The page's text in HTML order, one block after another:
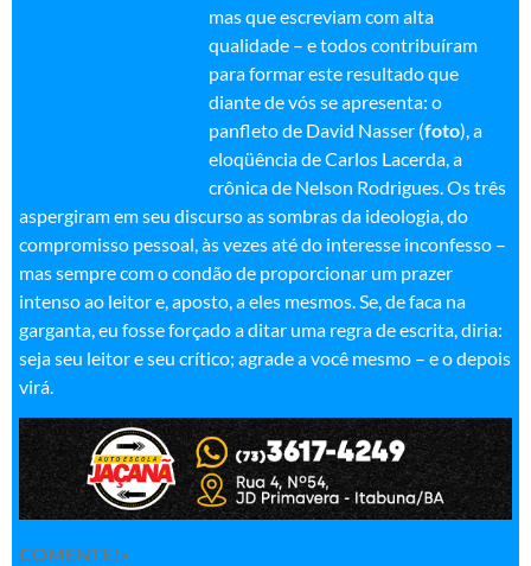
mas que escreviam com alta
qualidade – e todos contribuíram
para formar este resultado que
diante de vós se apresenta: o
panfleto de David Nasser (foto), a
eloqüência de Carlos Lacerda, a
crônica de Nelson Rodrigues. Os três
aspergiram em seu discurso as sombras da ideologia, do
compromisso pessoal, às vezes até do interesse inconfesso –
mas sempre com o condão de proporcionar um prazer
intenso ao leitor e, aposto, a eles mesmos. Se, de faca na
garganta, eu fosse forçado a ditar uma regra de escrita, diria:
seja seu leitor e seu crítico; agrade a você mesmo – e o depois
virá.
COMENTE!»